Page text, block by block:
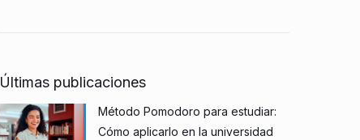
Últimas publicaciones
Método Pomodoro para estudiar:
Cómo aplicarlo en la universidad